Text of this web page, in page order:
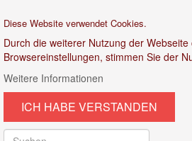
Diese Website verwendet Cookies.
Durch die weiterer Nutzung der
Browsereinstellungen, stimmen Sie der
Weitere Informationen
ICH HABE VERSTANDEN